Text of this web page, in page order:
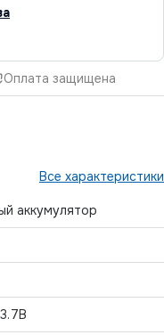
Все характеристики
аккумулятор
Оплата защищена